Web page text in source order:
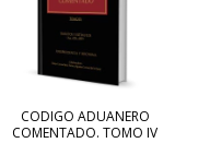
CODIGO ADUANERO
COMENTADO. TOMO IV